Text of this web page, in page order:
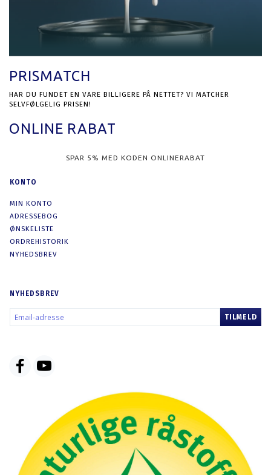
PRISMATCH
HAR DU FUNDET EN VARE BILLIGERE PÅ NETTET? VI MATCHER
SELVFØLGELIG PRISEN!
ONLINE RABAT
SPAR 5% MED KODEN ONLINERABAT
KONTO
MIN KONTO
ADRESSEBOG
ØNSKELISTE
ORDREHISTORIK
NYHEDSBREV
NYHEDSBREV
EMAIL-
ADRESSE
TILMELD